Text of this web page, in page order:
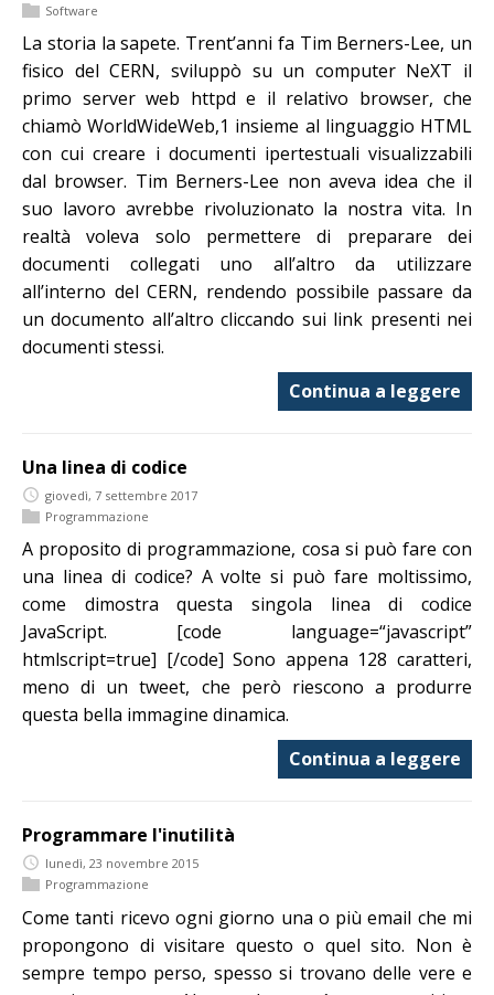
Software
La storia la sapete. Trent’anni fa Tim Berners-Lee, un
fisico del CERN, sviluppò su un computer NeXT il
primo server web httpd e il relativo browser, che
chiamò WorldWideWeb,1 insieme al linguaggio HTML
con cui creare i documenti ipertestuali visualizzabili
dal browser. Tim Berners-Lee non aveva idea che il
suo lavoro avrebbe rivoluzionato la nostra vita. In
realtà voleva solo permettere di preparare dei
documenti collegati uno all’altro da utilizzare
all’interno del CERN, rendendo possibile passare da
un documento all’altro cliccando sui link presenti nei
documenti stessi.
Continua a leggere
Una linea di codice
giovedì, 7 settembre 2017
Programmazione
A proposito di programmazione, cosa si può fare con
una linea di codice? A volte si può fare moltissimo,
come dimostra questa singola linea di codice
JavaScript. [code language=“javascript”
htmlscript=true] [/code] Sono appena 128 caratteri,
meno di un tweet, che però riescono a produrre
questa bella immagine dinamica.
Continua a leggere
Programmare l'inutilità
lunedì, 23 novembre 2015
Programmazione
Come tanti ricevo ogni giorno una o più email che mi
propongono di visitare questo o quel sito. Non è
sempre tempo perso, spesso si trovano delle vere e